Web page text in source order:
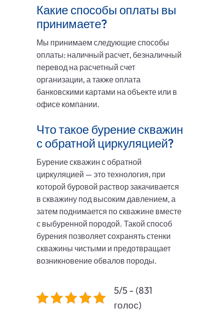
Какие способы оплаты вы
принимаете?
Мы принимаем следующие способы
оплаты: наличный расчет, безналичный
перевод на расчетный счет
организации, а также оплата
банковскими картами на объекте или в
офисе компании.
Что такое бурение скважин
с обратной циркуляцией?
Бурение скважин с обратной
циркуляцией — это технология, при
которой буровой раствор закачивается
в скважину под высоким давлением, а
затем поднимается по скважине вместе
с выбуренной породой. Такой способ
бурения позволяет сохранять стенки
скважины чистыми и предотвращает
возникновение обвалов породы.
5/5 - (831
голос)